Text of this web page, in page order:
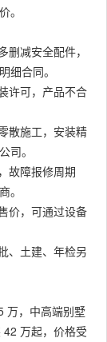
。
减安全配件，
细合同。
许可，产品不合
散施工，安装精
司。
故障报修周期
。
价，可通过设备
、土建、年检另
万，中高端别墅
万起，价格受